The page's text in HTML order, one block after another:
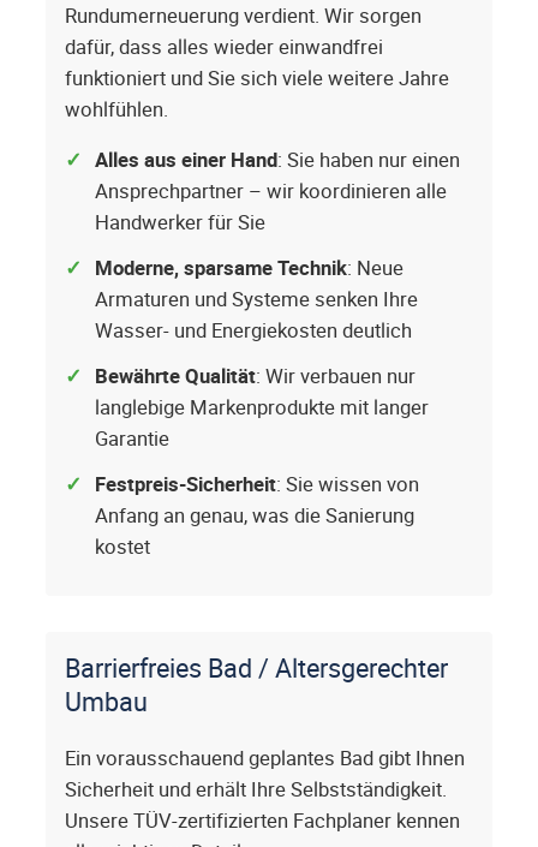
Rundumerneuerung verdient. Wir sorgen
dafür, dass alles wieder einwandfrei
funktioniert und Sie sich viele weitere Jahre
wohlfühlen.
Alles aus einer Hand: Sie haben nur einen
Ansprechpartner – wir koordinieren alle
Handwerker für Sie
Moderne, sparsame Technik: Neue
Armaturen und Systeme senken Ihre
Wasser- und Energiekosten deutlich
Bewährte Qualität: Wir verbauen nur
langlebige Markenprodukte mit langer
Garantie
Festpreis-Sicherheit: Sie wissen von
Anfang an genau, was die Sanierung
kostet
Barrierfreies Bad / Altersgerechter
Umbau
Ein vorausschauend geplantes Bad gibt Ihnen
Sicherheit und erhält Ihre Selbstständigkeit.
Unsere TÜV-zertifizierten Fachplaner kennen